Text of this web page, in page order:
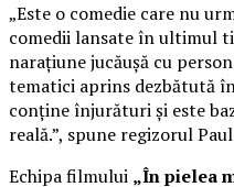
„Este o comedie care nu
comedii lansate în ultimul
narațiune jucăușă cu
tematici aprins dezbătută
conține înjurături și este
reală.”, spune regizorul
Echipa filmului „În pielea